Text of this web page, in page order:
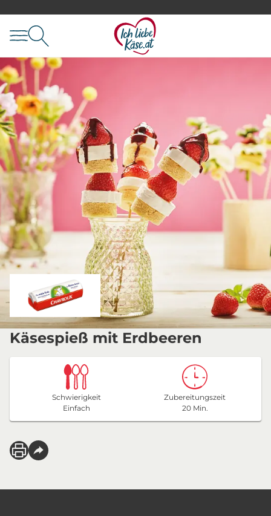
Käsespieß mit Erdbeeren
Schwierigkeit
Einfach
Zubereitungszeit
20 Min.